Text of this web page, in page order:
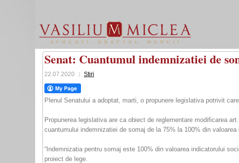
Senat: Cuantumul indemnizatiei de
22.07.2020 Stiri
Plenul Senatului a adoptat, marti, o propunere legislativa potrivit
Propunerea legislativa are ca obiect de reglementare modificarea
cuantumului indemnizatiei de somaj de la 75% la 100% din
“Indemnizatia pentru somaj este 100% din valoarea indicatorului
proiect de lege.